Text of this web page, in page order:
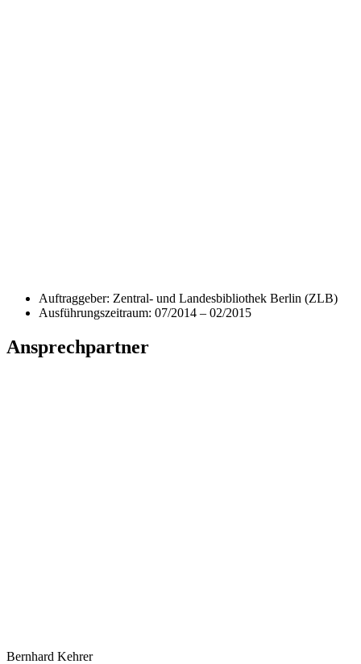
Auftraggeber: Zentral- und Landesbibliothek Berlin (ZLB)
Ausführungszeitraum: 07/2014 – 02/2015
Ansprechpartner
Bernhard Kehrer